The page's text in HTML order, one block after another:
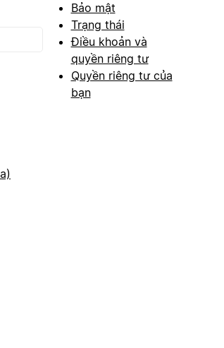
Bảo mật
Trạng thái
Điều khoản và
quyền riêng tư
Quyền riêng tư của
bạn